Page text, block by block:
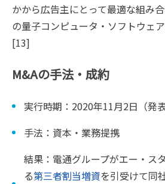
かから広告主にとって最適な組み
の量子コンピュータ・ソフトウェ
[13]
M&Aの手法・成約
実行時期：2020年11月2日（発表
手法：資本・業務提携
結果：電通グループがエー・ス
る第三者割当増資を引受けて同